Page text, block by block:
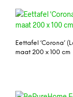
Eettafel ‘Corona’
maat 200 x 100 cm